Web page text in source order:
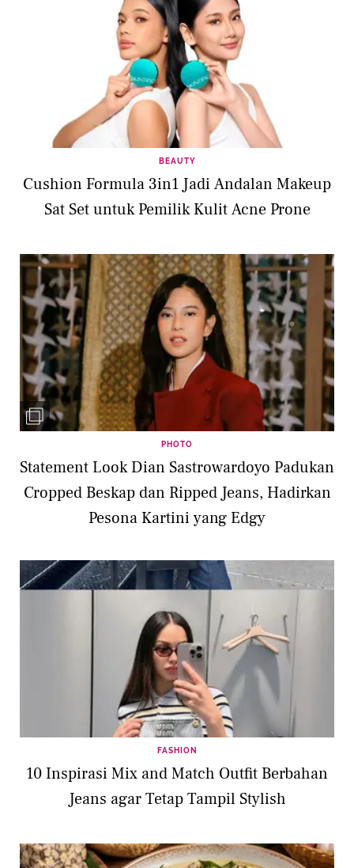
BEAUTY
Cushion Formula 3in1 Jadi Andalan Makeup
Sat Set untuk Pemilik Kulit Acne Prone
PHOTO
Statement Look Dian Sastrowardoyo Padukan
Cropped Beskap dan Ripped Jeans, Hadirkan
Pesona Kartini yang Edgy
FASHION
10 Inspirasi Mix and Match Outfit Berbahan
Jeans agar Tetap Tampil Stylish